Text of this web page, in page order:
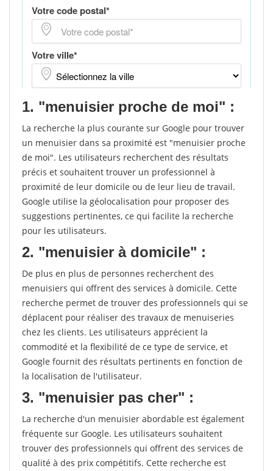
1. "menuisier proche de moi" :
La recherche la plus courante sur Google pour trouver
un menuisier dans sa proximité est "menuisier proche
de moi". Les utilisateurs recherchent des résultats
précis et souhaitent trouver un professionnel à
proximité de leur domicile ou de leur lieu de travail.
Google utilise la géolocalisation pour proposer des
suggestions pertinentes, ce qui facilite la recherche
pour les utilisateurs.
2. "menuisier à domicile" :
De plus en plus de personnes recherchent des
menuisiers qui offrent des services à domicile. Cette
recherche permet de trouver des professionnels qui se
déplacent pour réaliser des travaux de menuiseries
chez les clients. Les utilisateurs apprécient la
commodité et la flexibilité de ce type de service, et
Google fournit des résultats pertinents en fonction de
la localisation de l'utilisateur.
3. "menuisier pas cher" :
La recherche d'un menuisier abordable est également
fréquente sur Google. Les utilisateurs souhaitent
trouver des professionnels qui offrent des services de
qualité à des prix compétitifs. Cette recherche est